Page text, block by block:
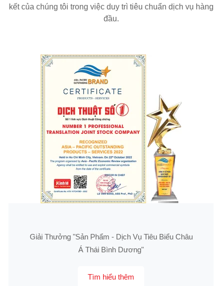
kết của chúng tôi trong việc duy trì tiêu chuẩn dịch vụ hàng
đầu.
Giải Thưởng "Sản Phẩm - Dịch Vụ Tiêu Biểu Châu
Á Thái Bình Dương"
Tìm hiểu thêm